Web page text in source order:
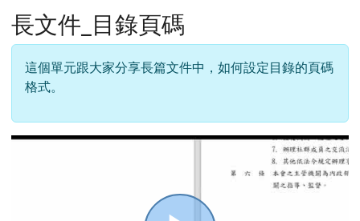
長文件_目錄頁碼
這個單元跟大家分享長篇文件中，如何設定目錄的頁碼
格式。